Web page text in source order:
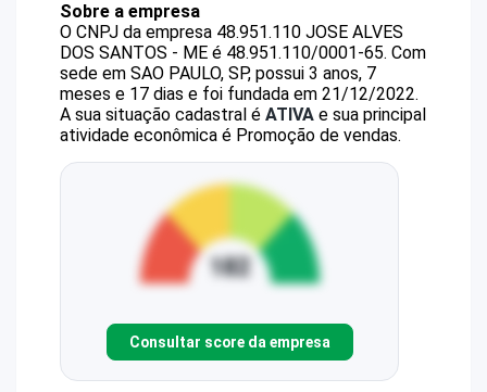
Sobre a empresa
O CNPJ da empresa 48.951.110 JOSE ALVES
DOS SANTOS - ME é 48.951.110/0001-65. Com
sede em SAO PAULO, SP, possui 3 anos, 7
meses e 17 dias e foi fundada em 21/12/2022.
A sua situação cadastral é ATIVA e sua principal
atividade econômica é Promoção de vendas.
Consultar score da empresa